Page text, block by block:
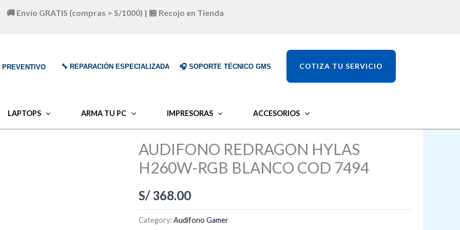
🚚 Envío GRATIS (compras > S/1000) | 🏪 Recojo en Tienda
🔧 REPARACIÓN ESPECIALIZADA 🎧 SOPORTE TÉCNICO GMS COTIZA TU SERVICIO
LAPTOPS ARMA TU PC IMPRESORAS ACCESORIOS
AUDIFONO REDRAGON HYLAS
H260W-RGB BLANCO COD 7494
S/368.00
Category:Audifono Gamer